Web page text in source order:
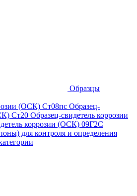
Образцы
(ОСК) Ст08пс Образец-
Ст20 Образец-свидетель коррозии
коррозии (ОСК) 09Г2С
для контроля и определения